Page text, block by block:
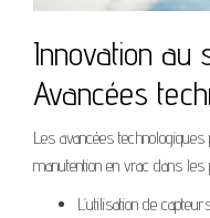
Innovation au
Avancées
Les avancées
manutention en vrac dans
L’utilisation de